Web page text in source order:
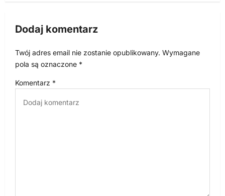
c
a
p
Dodaj komentarz
Twój adres email nie zostanie opublikowany. Wymagane
pola są oznaczone *
Komentarz *